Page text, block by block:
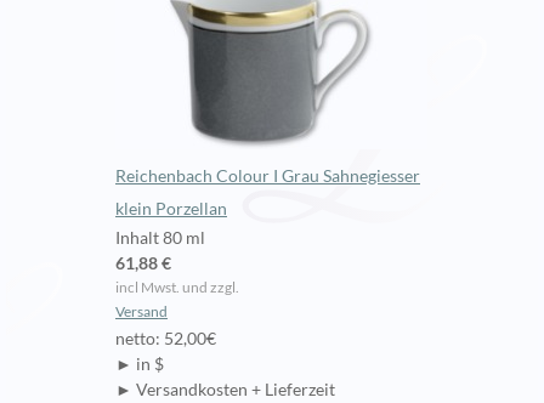
Reichenbach Colour I Grau Sahnegiesser
klein Porzellan
Inhalt 80 ml
61,88 €
incl Mwst. und zzgl.
Versand
netto: 52,00€
► in $
► Versandkosten + Lieferzeit